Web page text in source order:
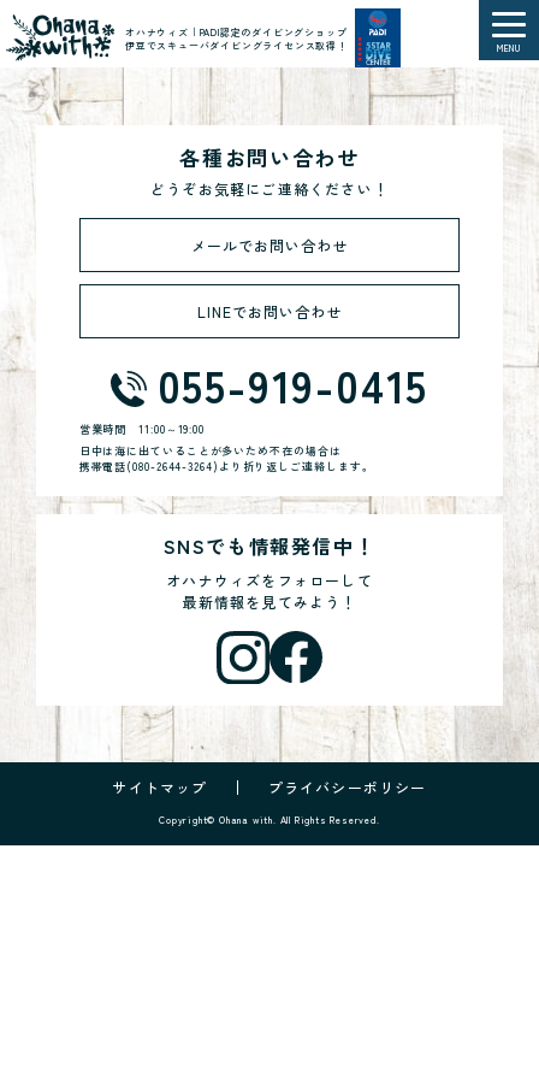
オハナウィズ｜PADI認定のダイビングショップ
伊豆でスキューバダイビングライセンス取得！
MENU
各種お問い合わせ
どうぞお気軽にご連絡ください！
メールでお問い合わせ
LINEでお問い合わせ
055-919-0415
営業時間11:00～19:00
日中は海に出ていることが多いため不在の場合は
携帯電話(080-2644-3264)より折り返しご連絡します。
SNSでも情報発信中！
オハナウィズをフォローして
最新情報を見てみよう！
サイトマップ プライバシーポリシー
Copyright© Ohana with. All Rights Reserved.